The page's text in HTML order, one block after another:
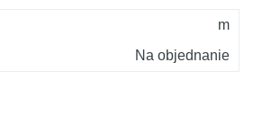
m
Na objednanie